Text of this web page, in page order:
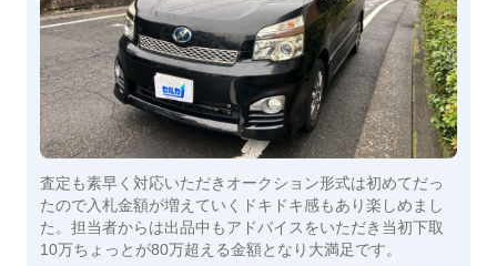
査定も素早く対応いただきオークション形式は初めてだっ
たので入札金額が増えていくドキドキ感もあり楽しめまし
た。担当者からは出品中もアドバイスをいただき当初下取
10万ちょっとが80万超える金額となり大満足です。